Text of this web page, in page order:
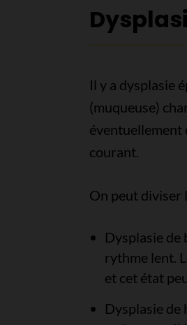
Il y a dysplasie
(muqueuse)
éventuellement
courant.
On peut diviser
Dysplasie de
rythme lent.
et cet état
Dysplasie de